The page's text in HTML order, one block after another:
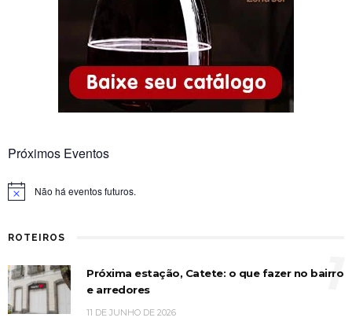
Próximos Eventos
Notice Não há eventos futuros.
ROTEIROS
Próxima estação, Catete: o que fazer no bairro
e arredores
11 DE JUNHO DE 2026
1